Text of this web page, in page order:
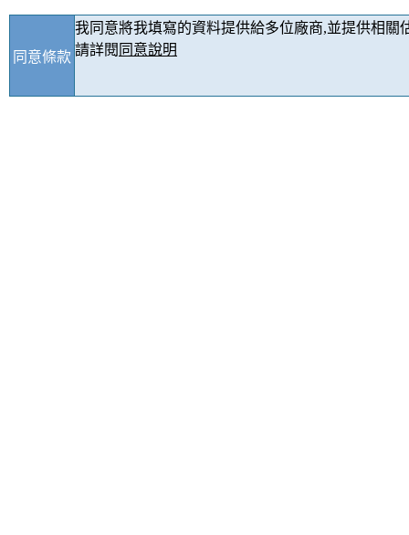
同意條款
我同意將我填寫的資料提供給多位廠商,並提供相關
請詳閱 同意說明